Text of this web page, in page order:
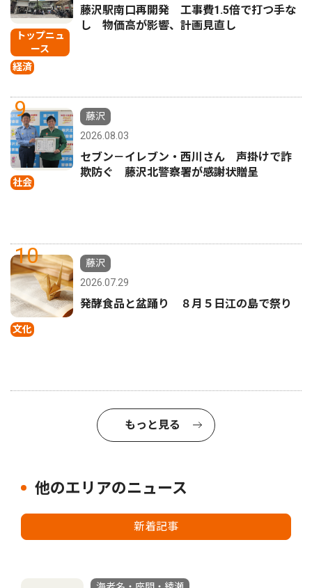
トップニュ
ース
経済
藤沢駅南口再開発 工事費1.5倍で打つ手な
し 物価高が影響、計画見直し
9
社会
藤沢
2026.08.03
セブン－イレブン・西川さん 声掛けで詐
欺防ぐ 藤沢北警察署が感謝状贈呈
10
文化
藤沢
2026.07.29
発酵食品と盆踊り ８月５日江の島で祭り
もっと見る
他のエリアのニュース
新着記事